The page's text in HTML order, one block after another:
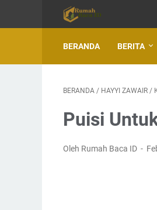
BERANDA BERITA
BERANDA / HAYYI ZAWAIR /
Puisi
Oleh Rumah Baca ID